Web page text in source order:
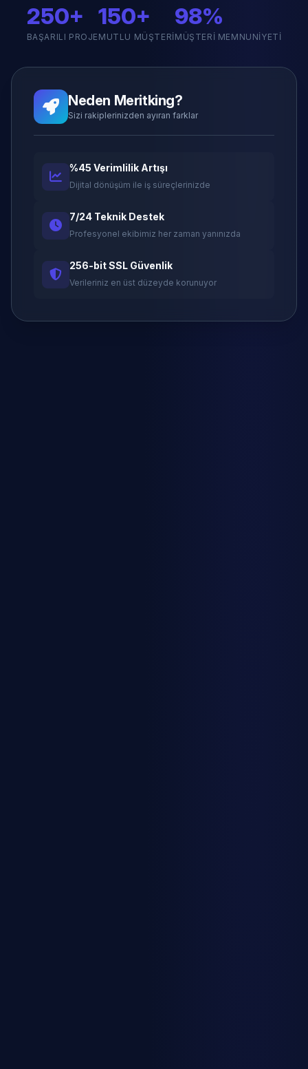
250+
BAŞARILI PROJE
150+
MUTLU MÜŞTERI
98%
MÜŞTERI MEMNUNIYETI
Neden Meritking?
Sizi rakiplerinizden ayıran farklar
%45 Verimlilik Artışı
Dijital dönüşüm ile iş süreçlerinizde
7/24 Teknik Destek
Profesyonel ekibimiz her zaman yanınızda
256-bit SSL Güvenlik
Verileriniz en üst düzeyde korunuyor